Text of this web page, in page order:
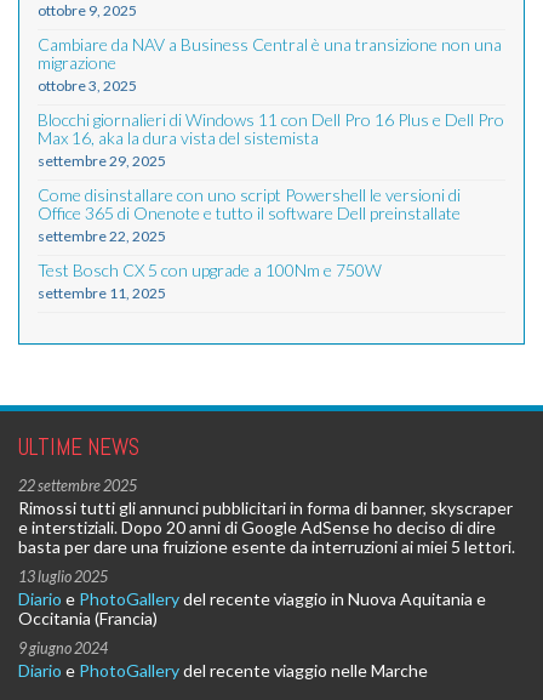
ottobre 9, 2025
Cambiare da NAV a Business Central è una transizione non una
migrazione
ottobre 3, 2025
Blocchi giornalieri di Windows 11 con Dell Pro 16 Plus e Dell Pro
Max 16, aka la dura vista del sistemista
settembre 29, 2025
Come disinstallare con uno script Powershell le versioni di
Office 365 di Onenote e tutto il software Dell preinstallate
settembre 22, 2025
Test Bosch CX 5 con upgrade a 100Nm e 750W
settembre 11, 2025
ULTIME NEWS
22 settembre 2025
Rimossi tutti gli annunci pubblicitari in forma di banner, skyscraper
e interstiziali. Dopo 20 anni di Google AdSense ho deciso di dire
basta per dare una fruizione esente da interruzioni ai miei 5 lettori.
13 luglio 2025
Diario e PhotoGallerydel recente viaggio in Nuova Aquitania e
Occitania (Francia)
9 giugno 2024
Diario e PhotoGallerydel recente viaggio nelle Marche